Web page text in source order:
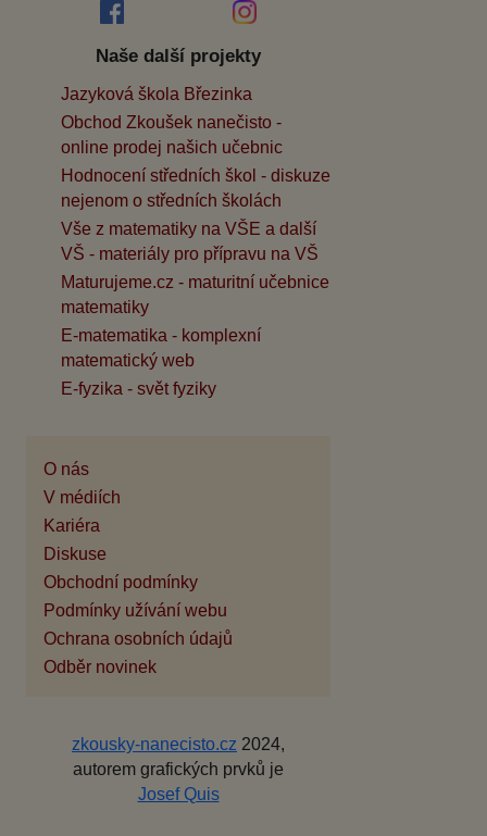
Naše další projekty
Jazyková škola Březinka
Obchod Zkoušek nanečisto -
online prodej našich učebnic
Hodnocení středních škol - diskuze
nejenom o středních školách
Vše z matematiky na VŠE a další
VŠ - materiály pro přípravu na VŠ
Maturujeme.cz - maturitní učebnice
matematiky
E-matematika - komplexní
matematický web
E-fyzika - svět fyziky
O nás
V médiích
Kariéra
Diskuse
Obchodní podmínky
Podmínky užívání webu
Ochrana osobních údajů
Odběr novinek
zkousky-nanecisto.cz 2024,
autorem grafických prvků je
Josef Quis